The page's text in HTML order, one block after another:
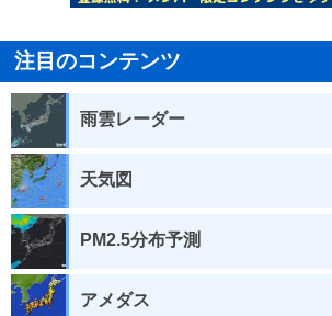
注目のコンテンツ
雨雲レーダー
天気図
PM2.5分布予測
アメダス